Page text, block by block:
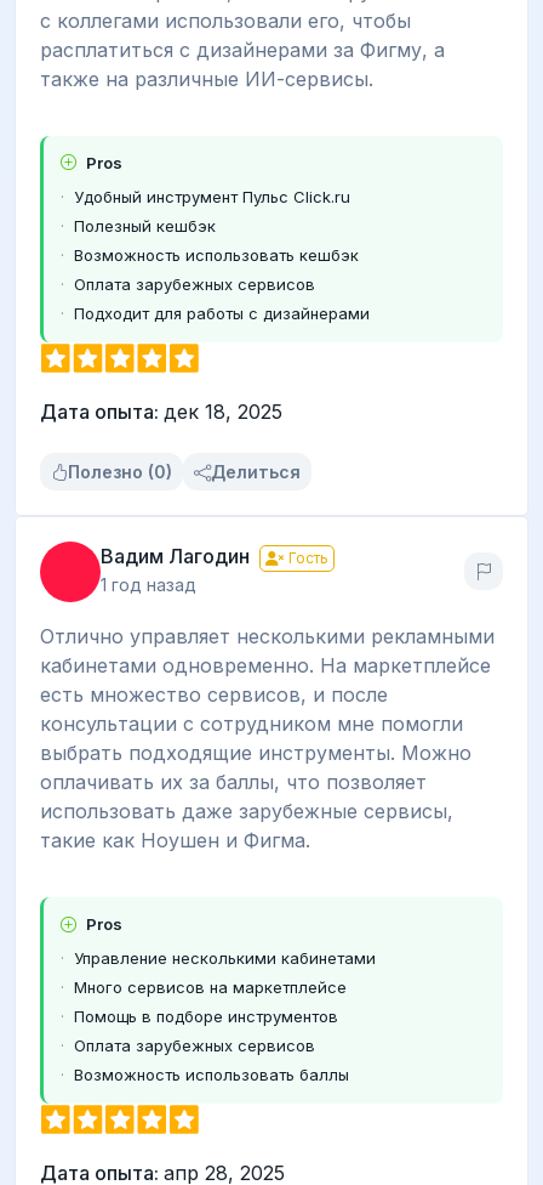
с коллегами использовали его, чтобы
расплатиться с дизайнерами за Фигму, а
также на различные ИИ-сервисы.
Pros
Удобный инструмент Пульс Click.ru
Полезный кешбэк
Возможность использовать кешбэк
Оплата зарубежных сервисов
Подходит для работы с дизайнерами
Дата опыта: дек 18, 2025
Полезно (0) Делиться
Вадим Лагодин Гость
1 год назад
Отлично управляет несколькими рекламными
кабинетами одновременно. На маркетплейсе
есть множество сервисов, и после
консультации с сотрудником мне помогли
выбрать подходящие инструменты. Можно
оплачивать их за баллы, что позволяет
использовать даже зарубежные сервисы,
такие как Ноушен и Фигма.
Pros
Управление несколькими кабинетами
Много сервисов на маркетплейсе
Помощь в подборе инструментов
Оплата зарубежных сервисов
Возможность использовать баллы
Дата опыта: апр 28, 2025